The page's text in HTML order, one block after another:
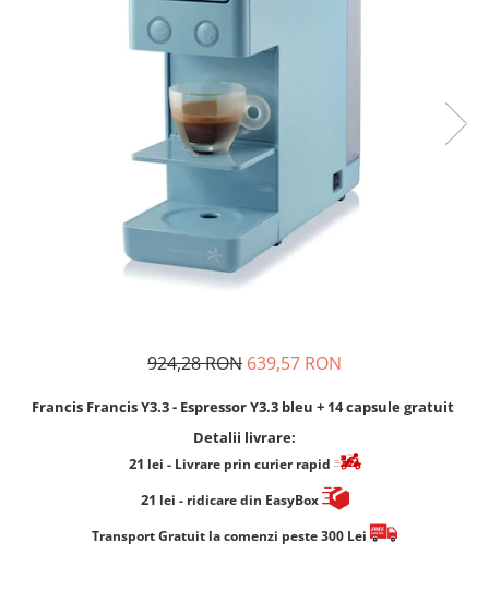
924,28 RON 639,57 RON
Francis Francis Y3.3 - Espressor Y3.3 bleu + 14 capsule gratuit
Detalii livrare:
21 lei - Livrare prin curier rapid
21 lei - ridicare din EasyBox
​​​​​​Transport Gratuit la comenzi peste 300 Lei